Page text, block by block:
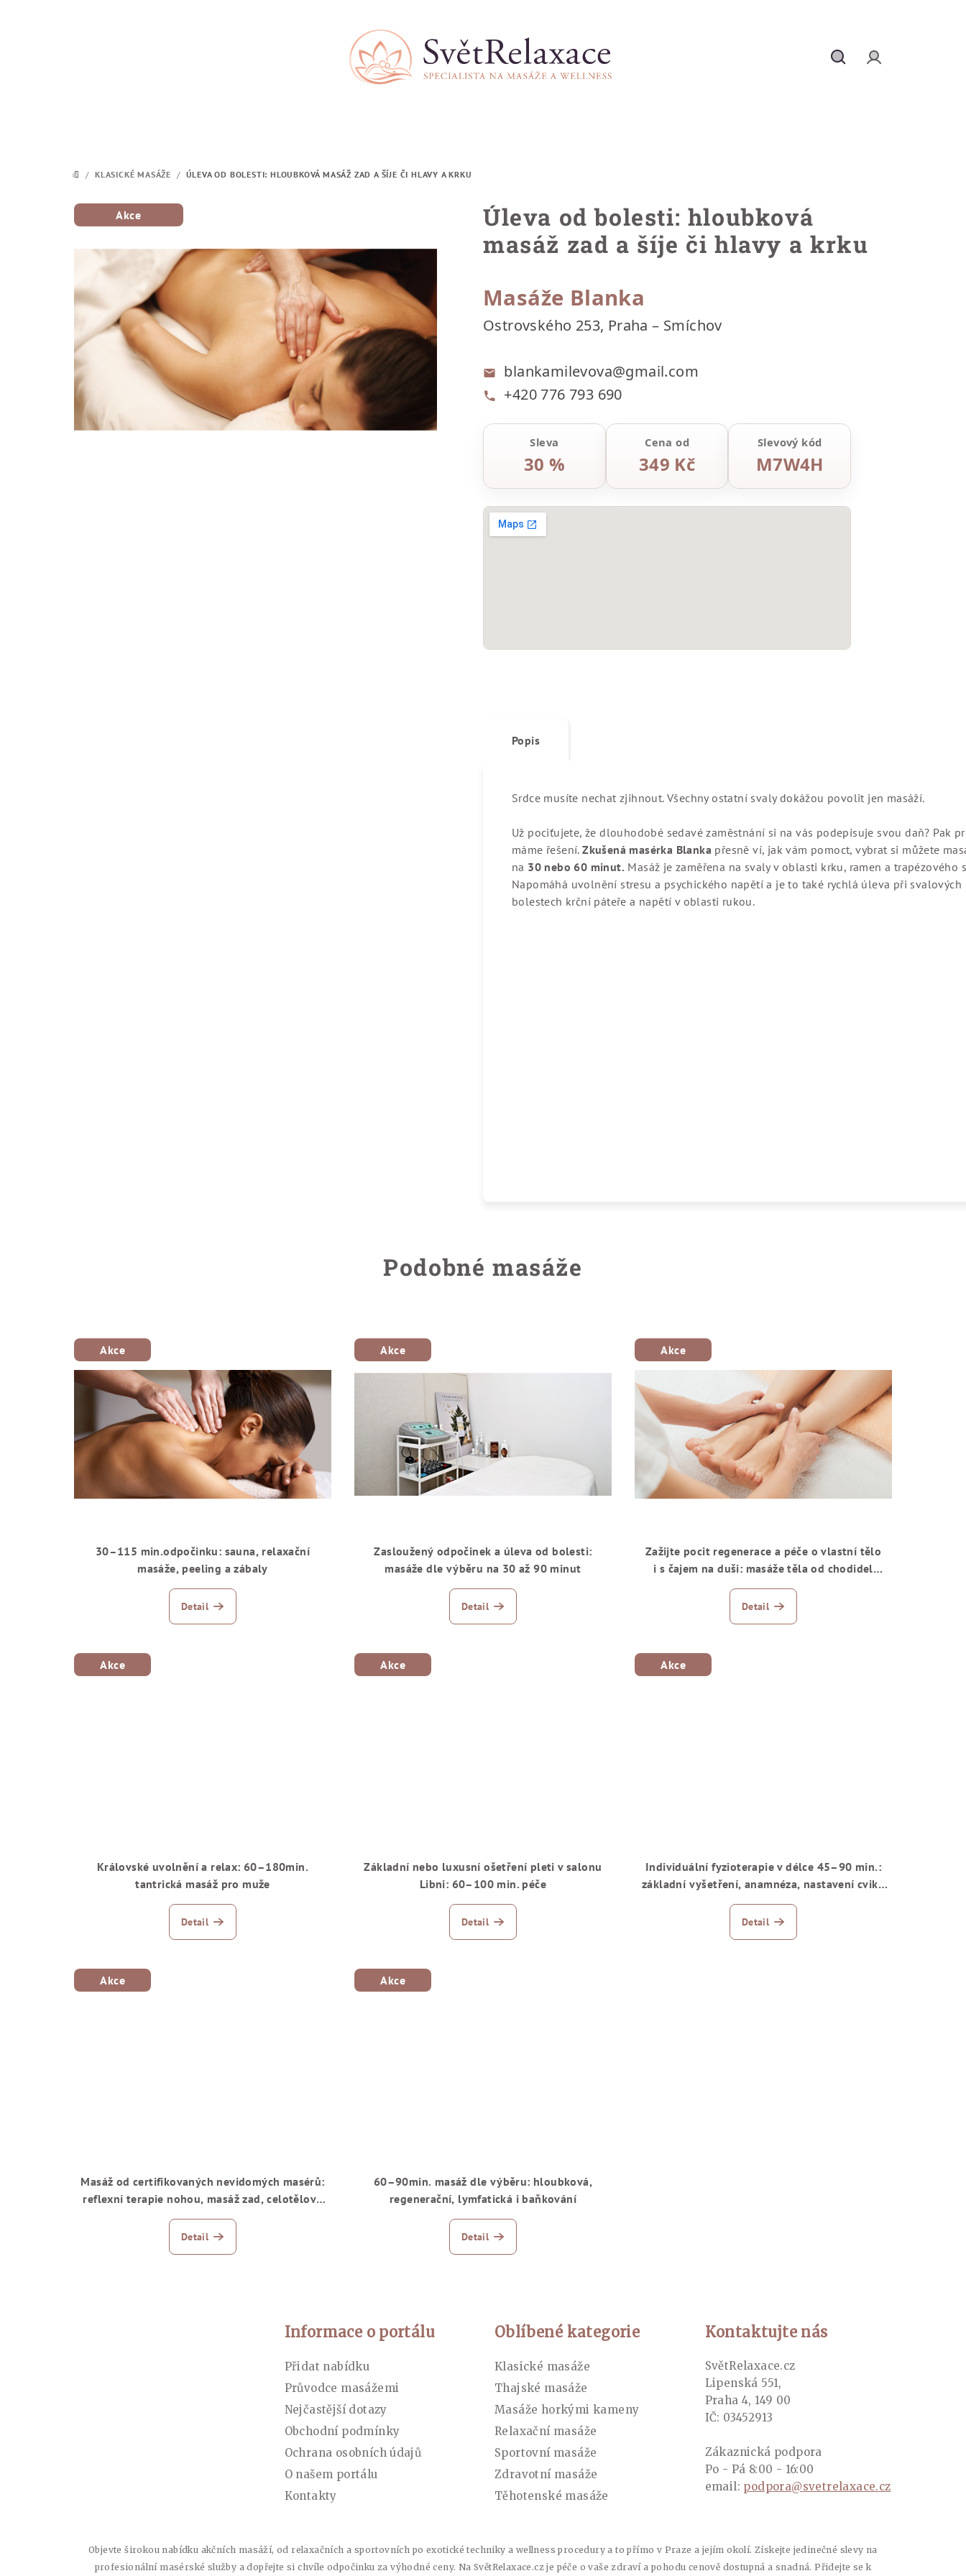
DOMŮ
/ KLASICKÉ MASÁŽE / ÚLEVA OD BOLESTI: HLOUBKOVÁ MASÁŽ ZAD A ŠÍJE ČI HLAVY A KRKU
Úleva od bolesti: hloubková
masáž zad a šíje či hlavy a krku
Masáže Blanka
Ostrovského 253, Praha – Smíchov
blankamilevova@gmail.com
+420 776 793 690
Sleva
30 %
Cena od
349 Kč
Slevový kód
M7W4H
Akce
Popis
Srdce musíte nechat zjihnout. Všechny ostatní svaly dokážou povolit jen masáží.
Už pociťujete, že dlouhodobé sedavé zaměstnání si na vás podepisuje svou daň? Pak
máme řešení.Zkušená masérka Blanka přesně ví, jak vám pomoct, vybrat si můžete
na 30 nebo 60 minut. Masáž je zaměřena na svaly v oblasti krku, ramen a trapézového
Napomáhá uvolnění stresu a psychického napětí a je to také rychlá úleva při svalových
bolestech krční páteře a napětí v oblasti rukou.
Podobné masáže
Akce
30–115 min.odpočinku: sauna, relaxační
masáže, peeling a zábaly
Detail
Akce
Zasloužený odpočinek a úleva od bolesti:
masáže dle výběru na 30 až 90 minut
Detail
Akce
Zažijte pocit regenerace a péče o vlastní tělo
i s čajem na duši: masáže těla od chodidel
po záda a šíji
Detail
Akce
Královské uvolnění a relax: 60–180min.
tantrická masáž pro muže
Detail
Akce
Základní nebo luxusní ošetření pleti v salonu
Libni: 60–100 min. péče
Detail
Akce
Individuální fyzioterapie v délce 45–90 min.:
základní vyšetření, anamnéza, nastavení cviků
a jejich ukázky
Detail
Akce
Masáž od certifikovaných nevidomých masérů:
reflexní terapie nohou, masáž zad, celotělová
i lymfodrenáž
Detail
Akce
60–90min. masáž dle výběru: hloubková,
regenerační, lymfatická i baňkování
Detail
Informace o portálu
Přidat nabídku
Průvodce masážemi
Nejčastější dotazy
Obchodní podmínky
Ochrana osobních údajů
O našem portálu
Kontakty
Oblíbené kategorie
Klasické masáže
Thajské masáže
Masáže horkými kameny
Relaxační masáže
Sportovní masáže
Zdravotní masáže
Těhotenské masáže
Kontaktujte nás
SvětRelaxace.cz
Lipenská 551,
Praha 4, 149 00
IČ: 03452913
Zákaznická podpora
Po - Pá 8:00 - 16:00
email: podpora@svetrelaxace.cz
Objevte širokou nabídku akčních masáží, od relaxačních a sportovních po exotické techniky a wellness procedury a to přímo v Praze a jejím okolí. Získejte jedinečné slevy na
profesionální masérské služby a dopřejte si chvíle odpočinku za výhodné ceny. Na SvětRelaxace.cz je péče o vaše zdraví a pohodu cenově dostupná a snadná. Přidejte se k